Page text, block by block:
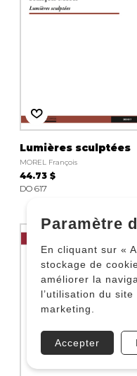
Lumières sculptées
MOREL François
44.73 $
DO 617
Paramètre
En cliquant sur «
stockage de
améliorer la
l’utilisation du
marketing.
Accepter